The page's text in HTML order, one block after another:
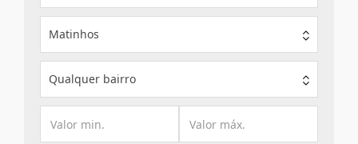
Matinhos
Qualquer bairro